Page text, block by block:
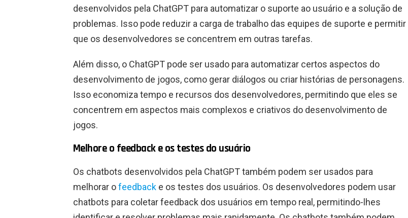
desenvolvidos pela ChatGPT para automatizar o suporte ao usuário e a solução de
problemas. Isso pode reduzir a carga de trabalho das equipes de suporte e permitir
que os desenvolvedores se concentrem em outras tarefas.
Além disso, o ChatGPT pode ser usado para automatizar certos aspectos do
desenvolvimento de jogos, como gerar diálogos ou criar histórias de personagens.
Isso economiza tempo e recursos dos desenvolvedores, permitindo que eles se
concentrem em aspectos mais complexos e criativos do desenvolvimento de
jogos.
Melhore o feedback e os testes do usuário
Os chatbots desenvolvidos pela ChatGPT também podem ser usados ​​para
melhorar ofeedback e os testes dos usuários. Os desenvolvedores podem usar
chatbots para coletar feedback dos usuários em tempo real, permitindo-lhes